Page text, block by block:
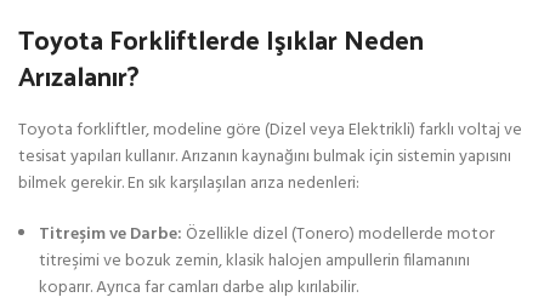
Toyota Forkliftlerde Işıklar Neden
Arızalanır?
Toyota forkliftler, modeline göre (Dizel veya Elektrikli) farklı voltaj ve
tesisat yapıları kullanır. Arızanın kaynağını bulmak için sistemin yapısını
bilmek gerekir. En sık karşılaşılan arıza nedenleri:
Titreşim ve Darbe: Özellikle dizel (Tonero) modellerde motor
titreşimi ve bozuk zemin, klasik halojen ampullerin filamanını
koparır. Ayrıca far camları darbe alıp kırılabilir.